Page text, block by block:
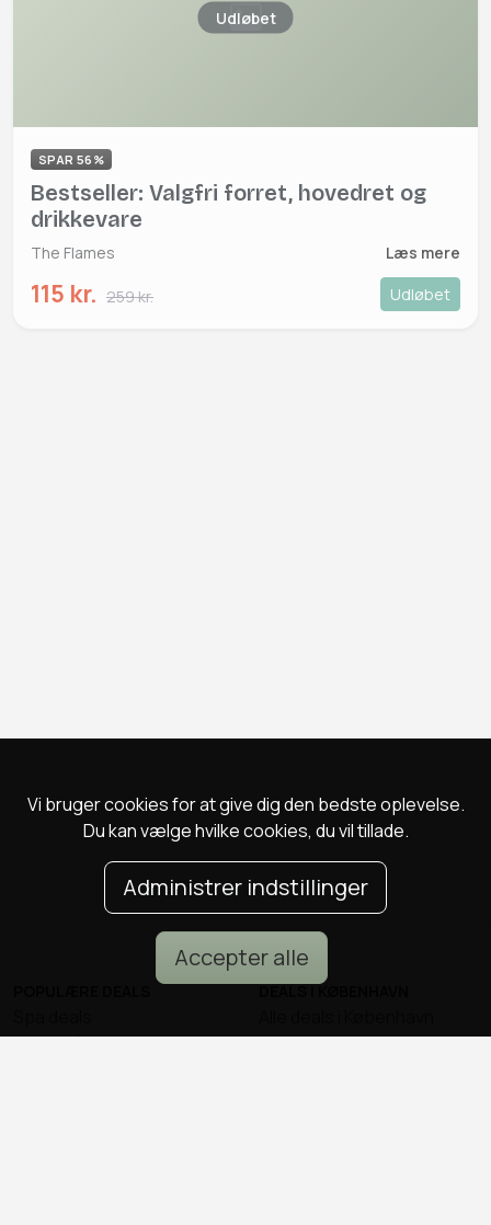
Vi bruger cookies for at give dig den bedste oplevelse.
Du kan vælge hvilke cookies, du vil tillade.
Administrer indstillinger
Accepter alle
Udløbet
SPAR 56%
Bestseller: Valgfri forret, hovedret og
drikkevare
The Flames Læs mere
115 kr. 259 kr. Udløbet
Deals på ophold
DEALS I KØBENHAVN
Sushi deals i København